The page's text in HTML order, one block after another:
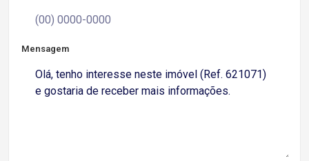
Mensagem